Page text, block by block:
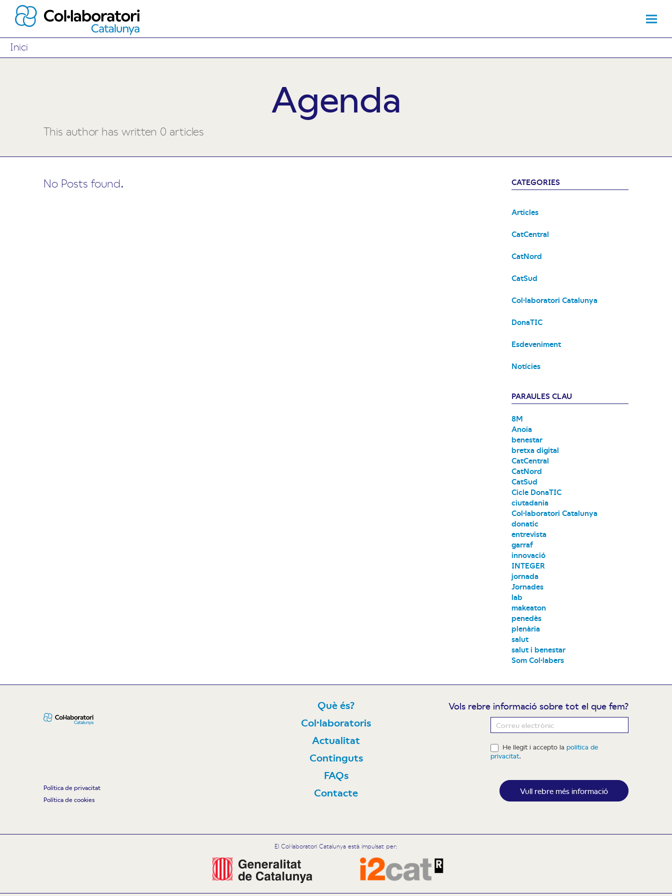
Inici
Agenda
This author has written 0 articles
No Posts found. CATEGORIES
Articles
CatCentral
CatNord
CatSud
Col·laboratori Catalunya
DonaTIC
Esdeveniment
Notícies
PARAULES CLAU
8M
Anoia
benestar
bretxa digital
CatCentral
CatNord
CatSud
Cicle DonaTIC
ciutadania
Col·laboratori Catalunya
donatic
entrevista
garraf
innovació
INTEGER
jornada
Jornades
lab
makeaton
penedès
plenària
salut
salut i benestar
Som Col·labers
Política de privacitat
Política de cookies
Què és?
Col·laboratoris
Actualitat
Continguts
FAQs
Contacte
Vols rebre informació sobre tot el que fem?
He llegit i accepto lapolítica de
privacitat.
Vull rebre més informació
El Col·laboratori Catalunya està impulsat per: